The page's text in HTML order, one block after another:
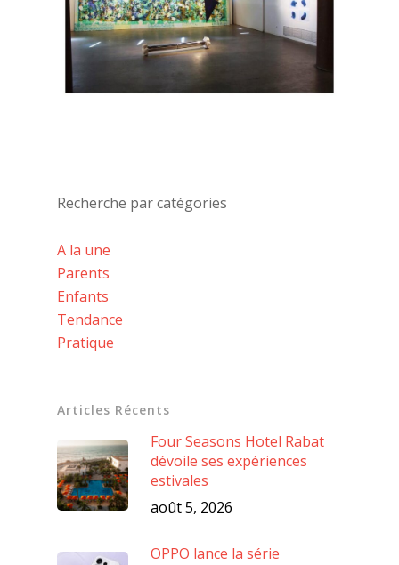
Recherche par catégories
A la une
Parents
Enfants
Tendance
Pratique
Articles Récents
Four Seasons Hotel Rabat
dévoile ses expériences
estivales
août 5, 2026
OPPO lance la série